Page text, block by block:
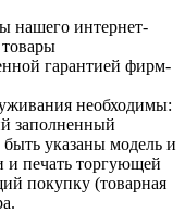
нашего интернет-
товары
гарантией фирм-
необходимы:
заполненный
указаны модель и
и печать торгующей
покупку (товарная